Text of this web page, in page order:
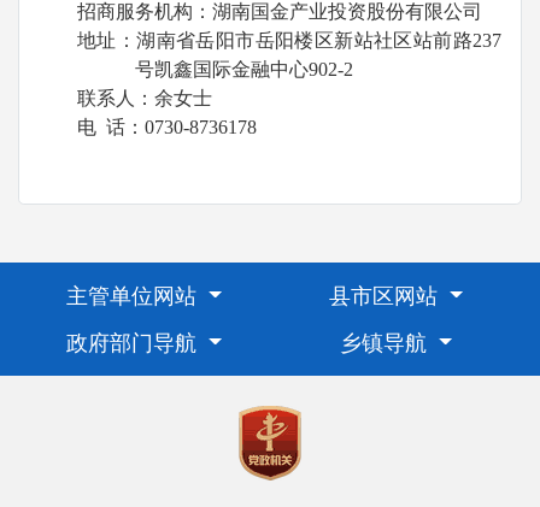
招商服务机构：湖南国金产业投资股份有限公司
地址：湖南省岳阳市岳阳楼区新站社区站前路237
号凯鑫国际金融中心902-2
联系人：余女士
电 话： 0730-8736178
主管单位网站
县市区网站
政府部门导航
乡镇导航